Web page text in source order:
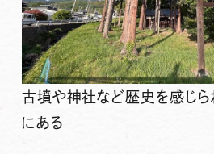
古墳や神社など歴史を感じら
にある